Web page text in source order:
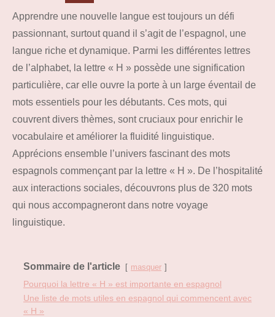
Apprendre une nouvelle langue est toujours un défi
passionnant, surtout quand il s’agit de l’espagnol, une
langue riche et dynamique. Parmi les différentes lettres
de l’alphabet, la lettre « H » possède une signification
particulière, car elle ouvre la porte à un large éventail de
mots essentiels pour les débutants. Ces mots, qui
couvrent divers thèmes, sont cruciaux pour enrichir le
vocabulaire et améliorer la fluidité linguistique.
Apprécions ensemble l’univers fascinant des mots
espagnols commençant par la lettre « H ». De l’hospitalité
aux interactions sociales, découvrons plus de 320 mots
qui nous accompagneront dans notre voyage
linguistique.
Sommaire de l'article masquer
Pourquoi la lettre « H » est importante en espagnol
Une liste de mots utiles en espagnol qui commencent avec
« H »